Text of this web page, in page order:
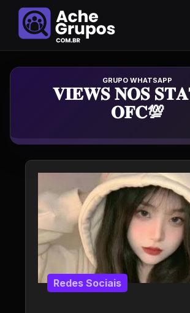
Grupo de
𝐕𝐈𝐄𝐖𝐒 𝐍𝐎𝐒
𝐎𝐅𝐂💯
Redes Sociais